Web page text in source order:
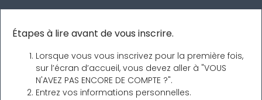
Étapes à lire avant de vous inscrire.
Lorsque vous vous inscrivez pour la première fois,
sur l’écran d’accueil, vous devez aller à "VOUS
N'AVEZ PAS ENCORE DE COMPTE ?".
Entrez vos informations personnelles.